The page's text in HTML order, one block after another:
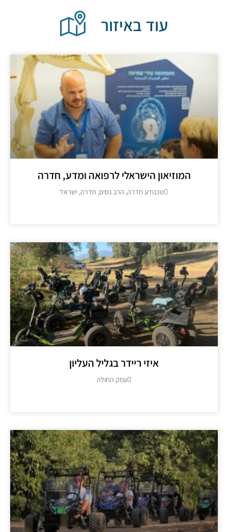
עוד באיזור
המוזיאון הישראלי לרפואה ומדע, חדרה
טכנודע חדרה, הרב נסים, חדרה, ישראל
איזי ריידר בגליל העליון
עמק החולה